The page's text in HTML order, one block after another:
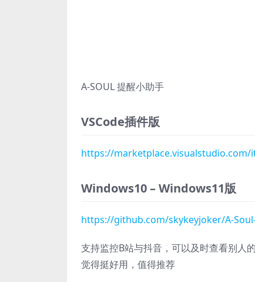
A-SOUL 提醒小助手
VSCode插件版
https://marketplace.visualstudio.com/
Windows10 – Windows11版
https://github.com/skykeyjoker/A-
支持监控B站与抖音，可以及时查看别人
觉得挺好用，值得推荐